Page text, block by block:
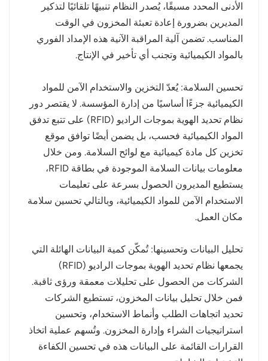
الأدنى المحدد مسبقًا، يُصدر النظام تنبيهًا تلقائيًا لتذكير
المديرين بضرورة إعادة تعبئة المخزون في الوقت
المناسب. تضمن آلية المراقبة الآنية هذه الإمداد الفوري
بالمواد الكيميائية وتجنب أي تأخير في الإنتاج.
تحسين السلامة: يُعدّ التخزين والاستخدام الآمن للمواد
الكيميائية جزءًا أساسيًا من إدارة المؤسسة. لا يقتصر دور
نظام تحديد الهوية بموجات الراديو (RFID) على تتبع تدفق
المواد الكيميائية فحسب، بل يضمن أيضًا توافق موقع
تخزين كل مادة كيميائية مع لوائح السلامة. ومن خلال
معلومات بيانات السلامة الموجودة في بطاقة RFID،
يستطيع المديرون الحصول بسرعة على تعليمات
الاستخدام الآمن للمواد الكيميائية، وبالتالي تحسين سلامة
مكان العمل.
تحليل البيانات وتحسينها: تُمكّن كمية البيانات الهائلة التي
يجمعها نظام تحديد الهوية بموجات الراديو (RFID)
الشركات من الحصول على تحليلات معمقة ورؤى ثاقبة.
فمن خلال تحليل بيانات المخزون، تستطيع الشركات
تحديد اتجاهات الطلب وأنماط الاستخدام، وتحسين
استراتيجيات الشراء وإدارة المخزون. وتُسهم عملية اتخاذ
القرارات القائمة على البيانات هذه في تحسين الكفاءة